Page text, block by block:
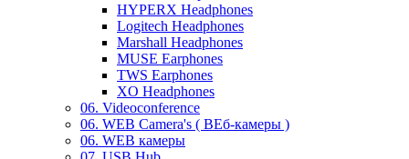
HYPERX Headphones
Logitech Headphones
Marshall Headphones
MUSE Earphones
TWS Earphones
XO Headphones
06. Videoconference
06. WEB Camera's ( ВЕб-камеры )
06. WEB камеры